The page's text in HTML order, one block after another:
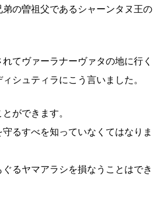
の曽祖父であるシャーンタヌ王の
てヴァーラナーヴァタの地に行く
シュティラにこう言いました。
ができます。
るすべを知っていなくてはなりま
るヤマアラシを損なうことはでき